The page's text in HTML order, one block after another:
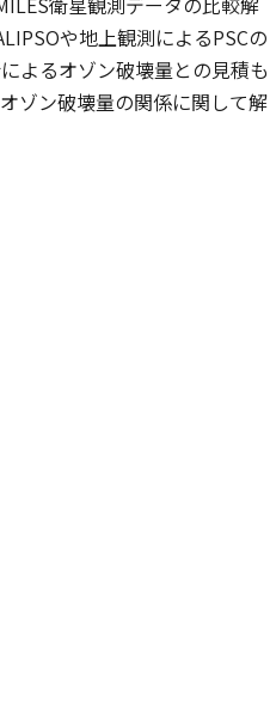
や地上観測によるPSCの
よるオゾン破壊量との見積も
ゾン破壊量の関係に関して解